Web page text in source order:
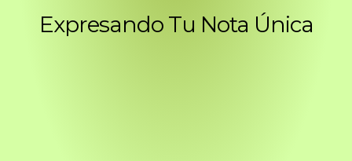
Expresando Tu Nota Única